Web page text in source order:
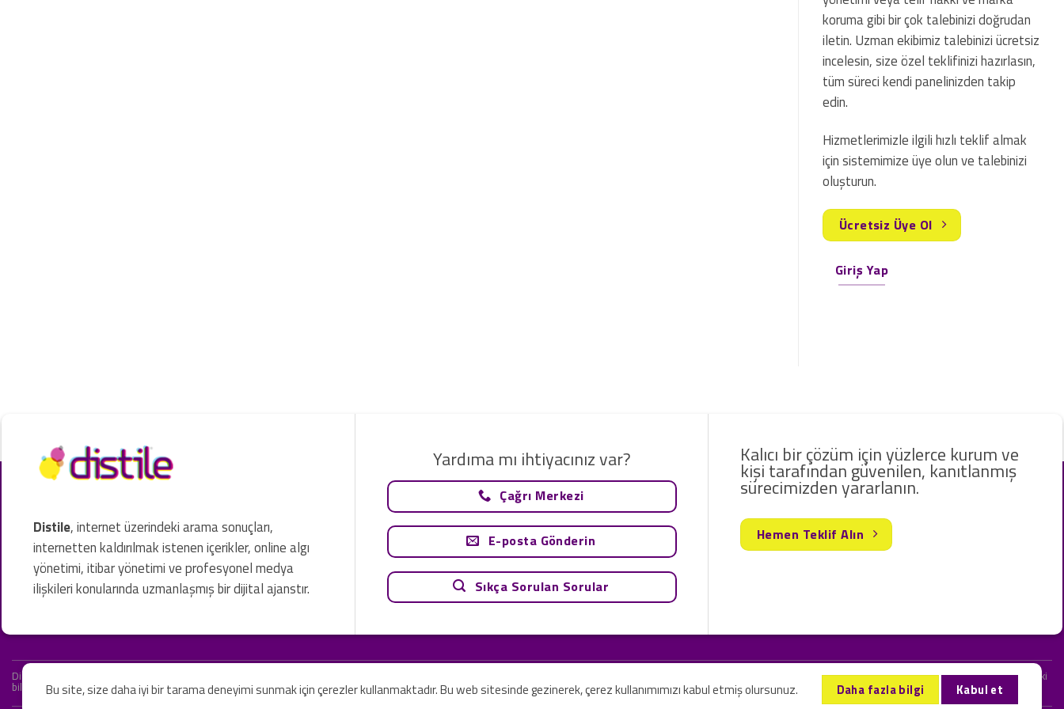
koruma gibi bir çok talebinizi doğrudan
iletin. Uzman ekibimiz talebinizi ücretsiz
incelesin, size özel teklifinizi hazırlasın,
tüm süreci kendi panelinizden takip
edin.
Hizmetlerimizle ilgili hızlı teklif almak
için sistemimize üye olun ve talebinizi
oluşturun.
Ücretsiz Üye Ol
Giriş Yap
Distile, internet üzerindeki arama sonuçları,
internetten kaldırılmak istenen içerikler, online algı
yönetimi, itibar yönetimi ve profesyonel medya
ilişkileri konularında uzmanlaşmış bir dijital ajanstır.
Yardıma mı ihtiyacınız var?
Çağrı Merkezi
E-posta Gönderin
Sıkça Sorulan Sorular
Kalıcı bir çözüm için yüzlerce kurum ve
kişi tarafından güvenilen, kanıtlanmış
sürecimizden yararlanın.
Hemen Teklif Alın
Distile bir hukuk firması değildir ve hizmetlerimizin hiçbiri resmi hukuki tavsiye olarak değerlendirilemez. Sadece teknoloji ve danışmanlık şirketi olarak hizmet vermekteyiz. Web sitemizde ve sizinle kurduğumuz iletişimlerdeki
bilgiler yalnızca genel bilgi niteliğindedir. Yasal tavsiye olarak değerlendirilmesi amaçlanmamıştır.
Bu site, size daha iyi bir tarama deneyimi sunmak için çerezler kullanmaktadır. Bu web sitesinde gezinerek, çerez kullanımımızı kabul etmiş olursunuz. Daha fazla bilgi Kabul et